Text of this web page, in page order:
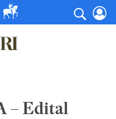
– Edital